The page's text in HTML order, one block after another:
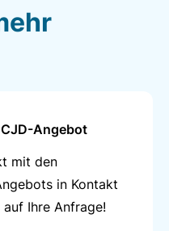
Planung,
des Arbeitsablaufs
schweißen,
Angebot
mit den
in Kontakt
Ihre Anfrage!